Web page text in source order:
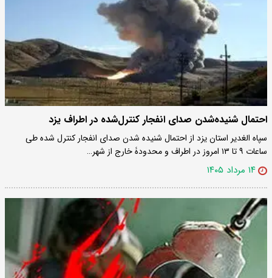
احتمال شنیده‌شدن صدای انفجار کنترل‌شده در اطراف یزد
سپاه الغدیر استان یزد از احتمال شنیده شدن صدای انفجار کنترل شده طی
ساعات ۹ تا ۱۳ امروز در اطراف و محدودۀ خارج از شهر…
۱۴ مرداد ۱۴۰۵